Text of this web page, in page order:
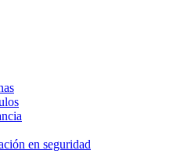
en seguridad